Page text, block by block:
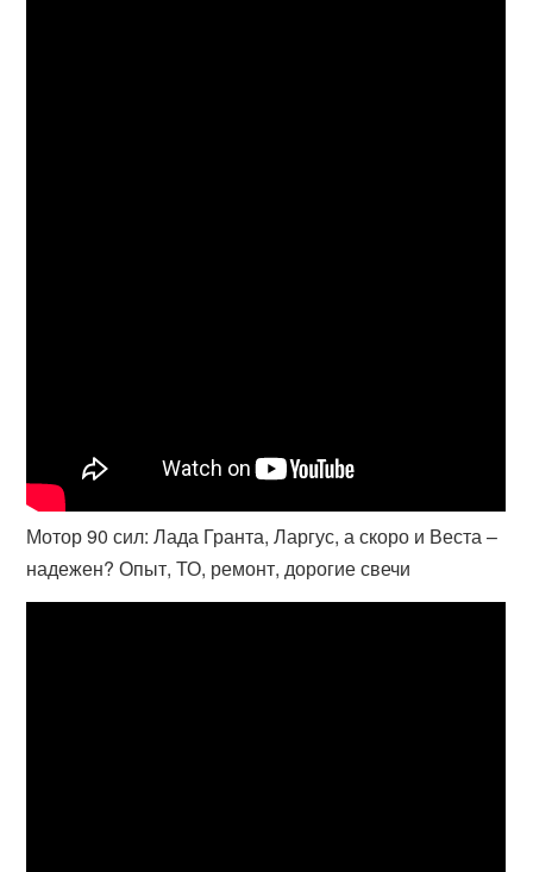
Мотор 90 сил: Лада Гранта, Ларгус, а скоро и Веста –
надежен? Опыт, ТО, ремонт, дорогие свечи